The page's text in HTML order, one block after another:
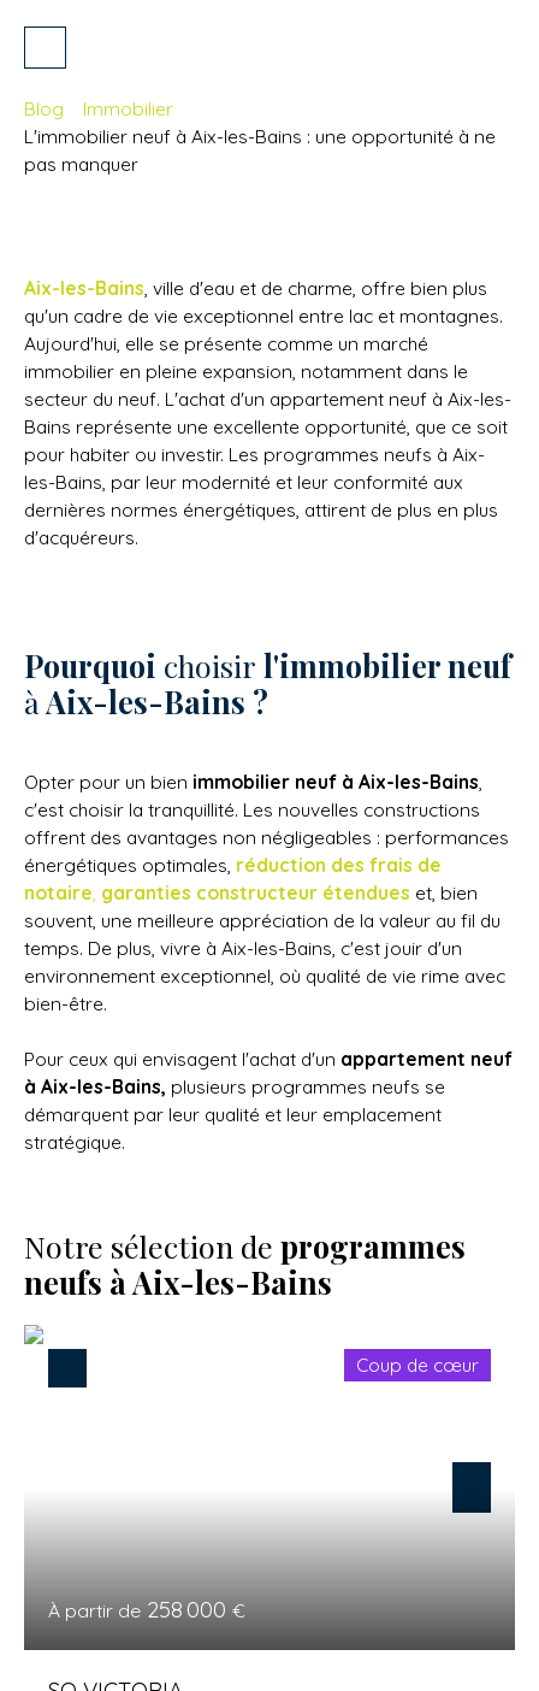
Blog
Immobilier
L'immobilier neuf à Aix-les-Bains : une opportunité à ne
pas manquer
Aix-les-Bains , ville d'eau et de charme, offre bien plus
qu'un cadre de vie exceptionnel entre lac et montagnes.
Aujourd'hui, elle se présente comme un marché
immobilier en pleine expansion, notamment dans le
secteur du neuf. L'achat d'un appartement neuf à Aix-les-
Bains représente une excellente opportunité, que ce soit
pour habiter ou investir. Les programmes neufs à Aix-
les-Bains, par leur modernité et leur conformité aux
dernières normes énergétiques, attirent de plus en plus
d'acquéreurs.
Pourquoi choisir l'immobilier neuf
àAix-les-Bains ?
Opter pour un bien immobilier neuf à Aix-les-Bains
c'est choisir la tranquillité. Les nouvelles constructions
offrent des avantages non négligeables : performances
énergétiques optimales, réduction des frais de
notaire garanties constructeur étendues et, bien
souvent, une meilleure appréciation de la valeur au fil du
temps. De plus, vivre à Aix-les-Bains, c'est jouir d'un
environnement exceptionnel, où qualité de vie rime avec
bien-être.
Pour ceux qui envisagent l'achat d'un appartement neuf
à Aix-les-Bains, plusieurs programmes neufs se
démarquent par leur qualité et leur emplacement
stratégique.
Notre sélection de programmes
neufs à Aix-les-Bains
Coup de cœur
À partir de 258 000 €